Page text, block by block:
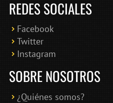
REDES SOCIALES
Facebook
Twitter
Instagram
SOBRE NOSOTROS
¿Quiénes somos?